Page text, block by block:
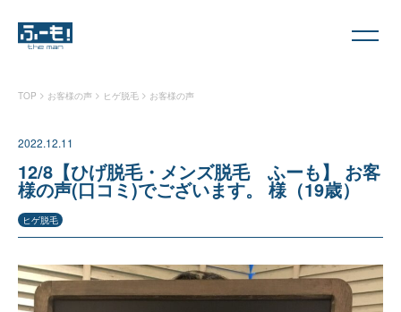
TOP > お客様の声 > ヒゲ脱毛 > お客様の声
2022.12.11
12/8【ひげ脱毛・メンズ脱毛 ふーも】 お客
様の声(口コミ)でございます。 様（19歳）
ヒゲ脱毛